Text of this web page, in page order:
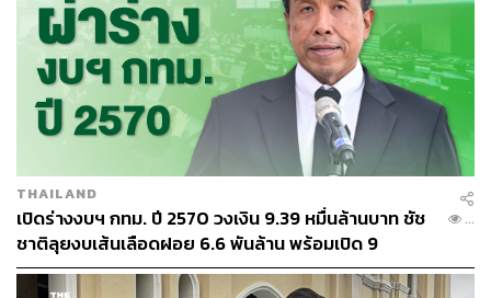
เนื่องจากไม่ว่าจะผลิตสินค้าเกษตรอย่างไร ก็จะได้รายได้ตาม
ที่รัฐประกัน จึงไม่ต้องสนใจเพิ่มประสิทธิภาพการผลิตหรือใช้
เทคโนโลยีสมัยใหม่ และทำให้แรงงานยังคงยึดติดอยู่กับภาค
เกษตรที่มีผลิตภาพต่ำ แทนที่จะเกิดการปรับโครงสร้างออก
พรรคกล้าธรรมจึงควรทบทวนนโยบายนี้ให้เหลือเฉพาะการ
ประกันความเสี่ยงที่เกษตรกรไม่สามารถควบคุมได้ เช่น
ความเสี่ยงจากภัยธรรมชาติ
THAILAND
เปิดร่างงบฯ กทม. ปี 2570 วงเงิน 9.39 หมื่นล้านบาท ชัช
ชาติลุยงบเส้นเลือดฝอย 6.6 พันล้าน พร้อมเปิด 9
ยุทธศาสตร์พัฒนาเมือง
...